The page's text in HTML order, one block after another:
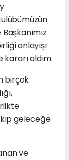
anlayışı
aldım.
birçok
geleceğe
ve